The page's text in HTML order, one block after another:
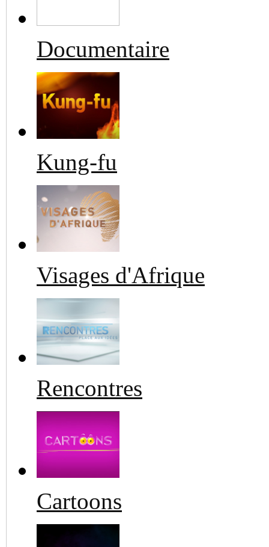
Documentaire
Kung-fu
Visages d'Afrique
Rencontres
Cartoons